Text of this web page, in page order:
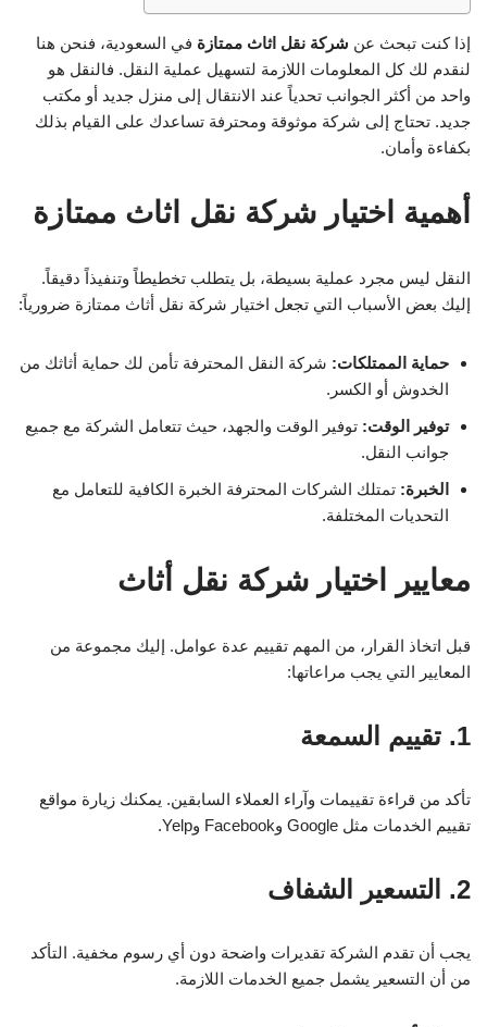
إذا كنت تبحث عن شركة نقل اثاث ممتازة في السعودية، فنحن هنا
لنقدم لك كل المعلومات اللازمة لتسهيل عملية النقل. فالنقل هو
واحد من أكثر الجوانب تحدياً عند الانتقال إلى منزل جديد أو مكتب
جديد. تحتاج إلى شركة موثوقة ومحترفة تساعدك على القيام بذلك
بكفاءة وأمان.
أهمية اختيار شركة نقل اثاث ممتازة
النقل ليس مجرد عملية بسيطة، بل يتطلب تخطيطاً وتنفيذاً دقيقاً.
إليك بعض الأسباب التي تجعل اختيار شركة نقل أثاث ممتازة ضرورياً:
حماية الممتلكات: شركة النقل المحترفة تأمن لك حماية أثاثك من
الخدوش أو الكسر.
توفير الوقت: توفير الوقت والجهد، حيث تتعامل الشركة مع جميع
جوانب النقل.
الخبرة: تمتلك الشركات المحترفة الخبرة الكافية للتعامل مع
التحديات المختلفة.
معايير اختيار شركة نقل أثاث
قبل اتخاذ القرار، من المهم تقييم عدة عوامل. إليك مجموعة من
المعايير التي يجب مراعاتها:
1. تقييم السمعة
تأكد من قراءة تقييمات وآراء العملاء السابقين. يمكنك زيارة مواقع
تقييم الخدمات مثل Google وFacebook وYelp.
2. التسعير الشفاف
يجب أن تقدم الشركة تقديرات واضحة دون أي رسوم مخفية. التأكد
من أن التسعير يشمل جميع الخدمات اللازمة.